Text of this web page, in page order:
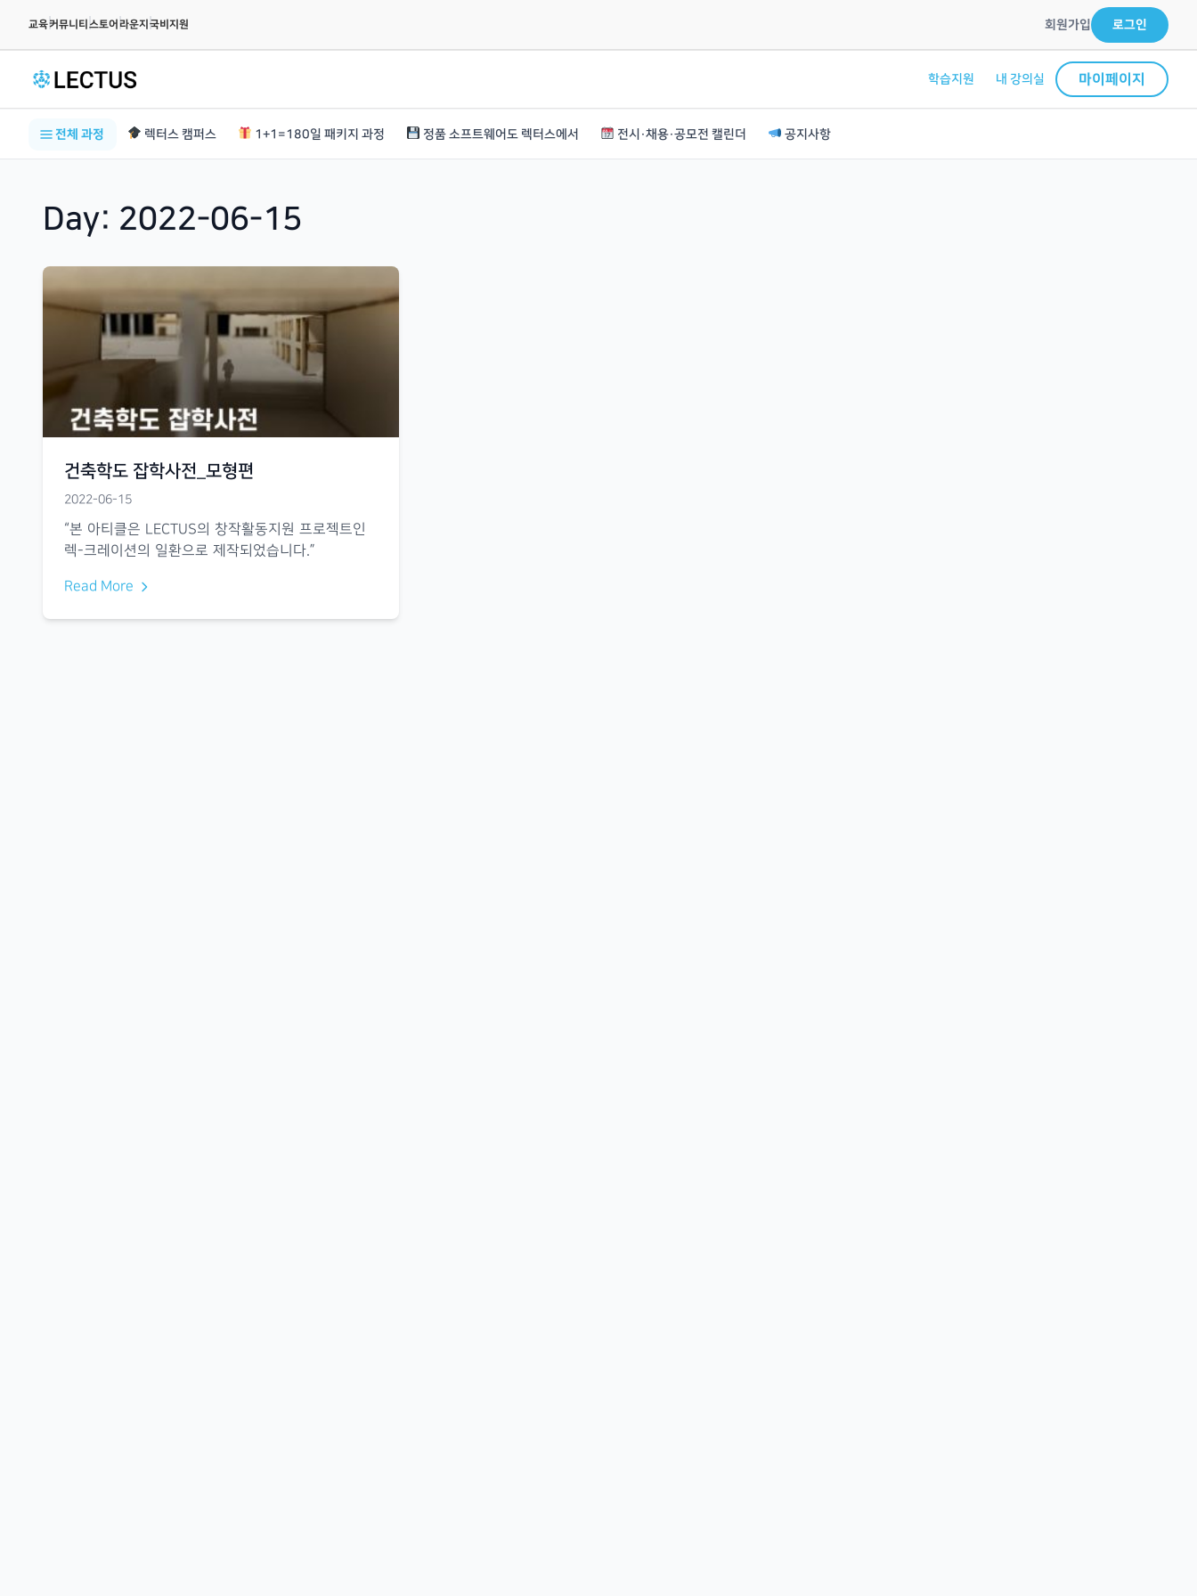
교육|커뮤니티 |스토어 |라운지 |국비지원 회원가입 로그인
학습지원 내 강의실 마이페이지
전체 과정 렉터스 캠퍼스 1+1=180일 패키지 과정 정품 소프트웨어도 렉터스에서 전시·채용·공모전 캘린더 공지사항
Day: 2022-06-15
건축학도 잡학사전_모형편
2022-06-15
“본 아티클은 LECTUS의 창작활동지원 프로젝트인
렉-크레이션의 일환으로 제작되었습니다.”
Read More